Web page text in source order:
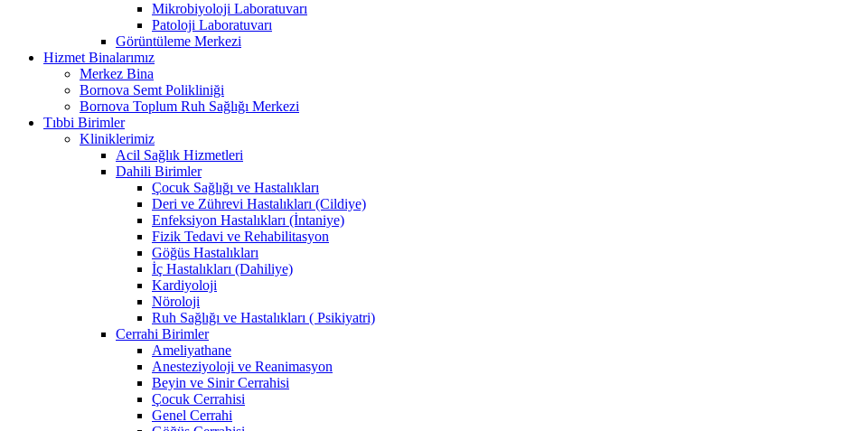
Mikrobiyoloji Laboratuvarı
Patoloji Laboratuvarı
Görüntüleme Merkezi
Hizmet Binalarımız
Merkez Bina
Bornova Semt Polikliniği
Bornova Toplum Ruh Sağlığı Merkezi
Tıbbi Birimler
Kliniklerimiz
Acil Sağlık Hizmetleri
Dahili Birimler
Çocuk Sağlığı ve Hastalıkları
Deri ve Zührevi Hastalıkları (Cildiye)
Enfeksiyon Hastalıkları (İntaniye)
Fizik Tedavi ve Rehabilitasyon
Göğüs Hastalıkları
İç Hastalıkları (Dahiliye)
Kardiyoloji
Nöroloji
Ruh Sağlığı ve Hastalıkları ( Psikiyatri)
Cerrahi Birimler
Ameliyathane
Anesteziyoloji ve Reanimasyon
Beyin ve Sinir Cerrahisi
Çocuk Cerrahisi
Genel Cerrahi